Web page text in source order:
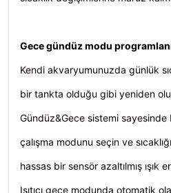
Gece gündüz modu
Kendi akvaryumunuzda günlük
bir tankta olduğu gibi yeniden
Gündüz&Gece sistemi sayesinde
çalışma modunu seçin ve
hassas bir sensör azaltılmış ışık
Isıtıcı gece modunda otomatik